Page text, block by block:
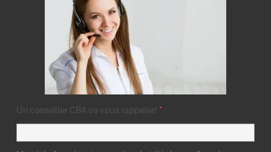
Un conseiller CBA va vous rappeler! *